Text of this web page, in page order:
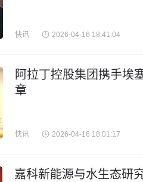
快讯 2026-04-16 18:41:04
阿拉丁控股集团携手埃
章
快讯 2026-04-16 18:01:17
嘉科新能源与水生态研